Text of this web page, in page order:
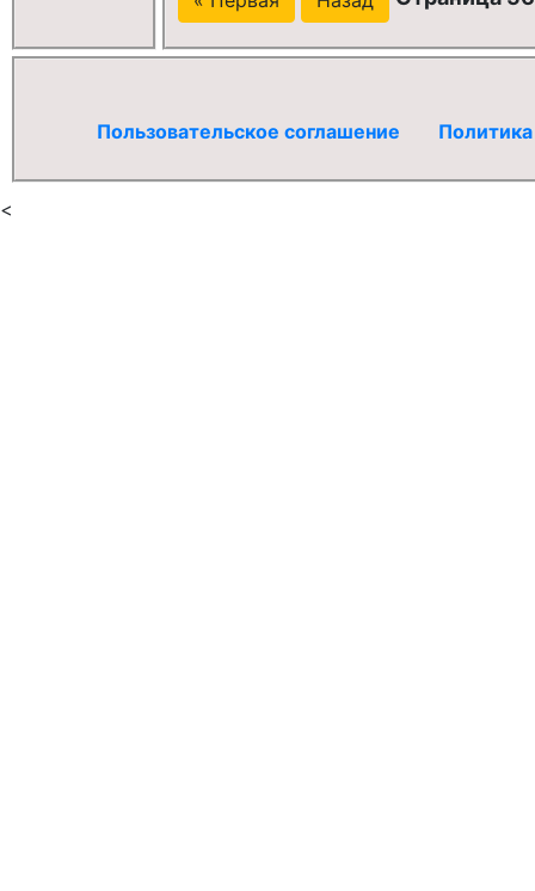
Пользовательское соглашение
<